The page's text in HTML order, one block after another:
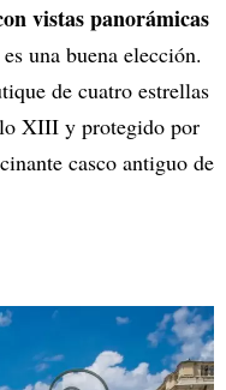
vistas panorámicas
una buena elección.
de cuatro estrellas
XIII y protegido por
casco antiguo de